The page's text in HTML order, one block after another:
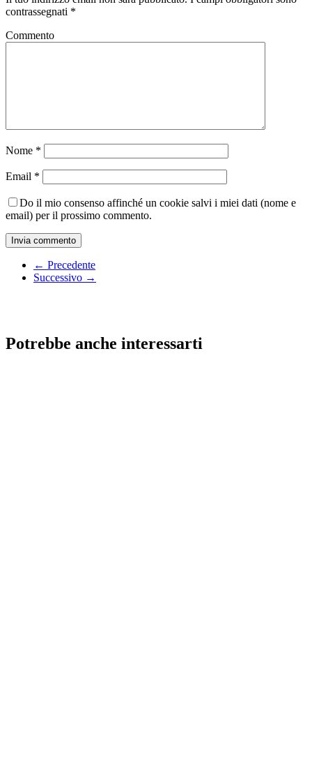
contrassegnati *
Commento
Nome *
Email *
Do il mio consenso affinché un cookie salvi i miei dati (nome e
email) per il prossimo commento.
← Precedente
Successivo →
Potrebbe anche interessarti